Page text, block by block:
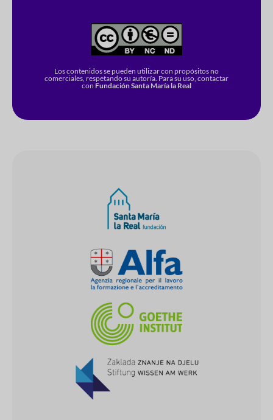
Los contenidos se pueden utilizar con propósitos no
comerciales, respetando su autoría. Para su uso, contactar
con Fundación Santa María la Real